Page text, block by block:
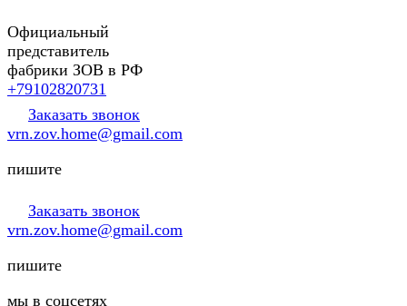
Официальный
представитель
фабрики ЗОВ в РФ
+79102820731
Заказать звонок
vrn.zov.home@gmail.com
пишите
Заказать звонок
vrn.zov.home@gmail.com
пишите
мы в соцсетях